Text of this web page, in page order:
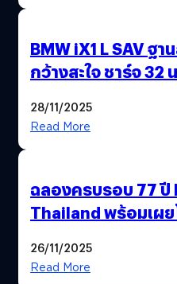
BMW iX1 L SAV ฐา
กว้างสะใจ ชาร์จ 32
28/11/2025
Read More
ฉลองครบรอบ 77 ปี
Thailand พร้อมเผย
26/11/2025
Read More